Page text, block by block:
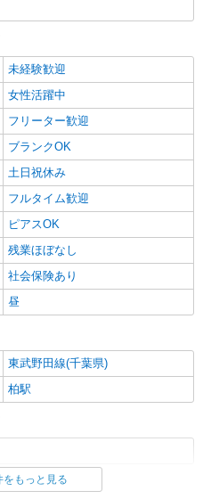
未経験歓迎
女性活躍中
フリーター歓迎
ブランクOK
土日祝休み
フルタイム歓迎
ピアスOK
残業ほぼなし
社会保険あり
昼
東武野田線(千葉県)
柏駅
す
をもっと見る